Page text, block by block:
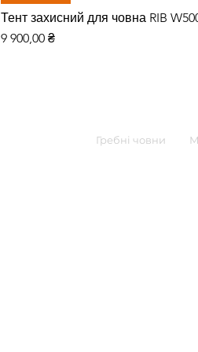
Тент захисний для човна RIB
Ціна
9 900,00 ₴
Гребні човни